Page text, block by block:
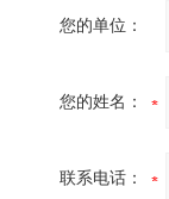
您的单位：
您的姓名：
联系电话：